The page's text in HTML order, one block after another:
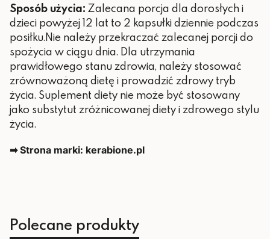
Sposób użycia: Zalecana porcja dla dorosłych i
dzieci powyżej 12 lat to 2 kapsułki dziennie podczas
posiłku.Nie należy przekraczać zalecanej porcji do
spożycia w ciągu dnia. Dla utrzymania
prawidłowego stanu zdrowia, należy stosować
zrównoważoną dietę i prowadzić zdrowy tryb
życia. Suplement diety nie może być stosowany
jako substytut zróżnicowanej diety i zdrowego stylu
życia.
➡ Strona marki: kerabione.pl
Polecane produkty